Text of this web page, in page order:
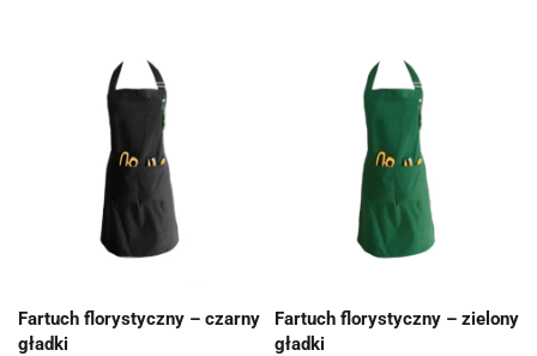
Fartuch florystyczny – czarny
gładki
Fartuch florystyczny – zielony
gładki